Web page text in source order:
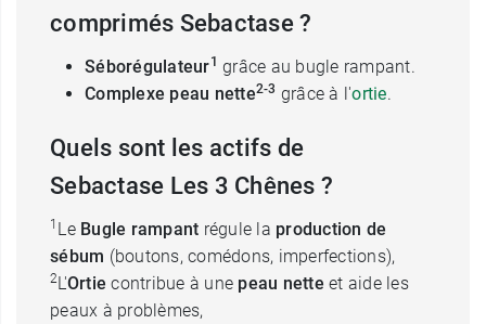
comprimés Sebactase ?
Séborégulateur1 grâce au bugle rampant.
Complexe peau nette2-3 grâce à l'ortie.
Quels sont les actifs de
Sebactase Les 3 Chênes ?
1 Le Bugle rampant régule la production de
sébum (boutons, comédons, imperfections),
2L'Ortie contribue à une peau nette et aide les
peaux à problèmes,